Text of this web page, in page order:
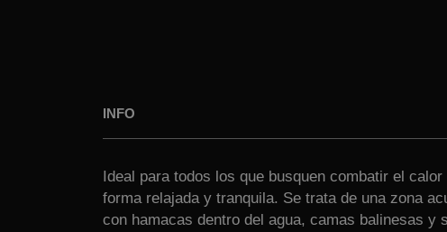
INFO
Ideal para todos los que busquen combatir el calor
forma relajada y tranquila. Se trata de una zona
con hamacas dentro del agua, camas balinesas y